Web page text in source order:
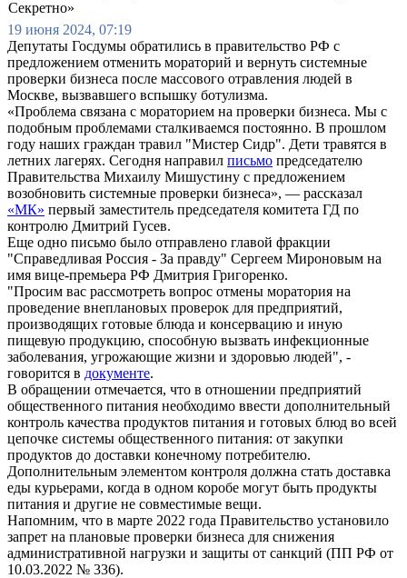
19 июня 2024, 07:19
Депутаты Госдумы обратились в правительство РФ с
предложением отменить мораторий и вернуть системные
проверки бизнеса после массового отравления людей в
Москве, вызвавшего вспышку ботулизма.
«Проблема связана с мораторием на проверки бизнеса. Мы с
подобным проблемами сталкиваемся постоянно. В прошлом
году наших граждан травил "Мистер Сидр". Дети травятся в
летних лагерях. Сегодня направил письмо председателю
Правительства Михаилу Мишустину с предложением
возобновить системные проверки бизнеса», — рассказал
«МК» первый заместитель председателя комитета ГД по
контролю Дмитрий Гусев.
Еще одно письмо было отправлено главой фракции
"Справедливая Россия - За правду" Сергеем Мироновым на
имя вице-премьера РФ Дмитрия Григоренко.
"Просим вас рассмотреть вопрос отмены моратория на
проведение внеплановых проверок для предприятий,
производящих готовые блюда и консервацию и иную
пищевую продукцию, способную вызвать инфекционные
заболевания, угрожающие жизни и здоровью людей", -
говорится в документе.
В обращении отмечается, что в отношении предприятий
общественного питания необходимо ввести дополнительный
контроль качества продуктов питания и готовых блюд во всей
цепочке системы общественного питания: от закупки
продуктов до доставки конечному потребителю.
Дополнительным элементом контроля должна стать доставка
еды курьерами, когда в одном коробе могут быть продукты
питания и другие не совместимые вещи.
Напомним, что в марте 2022 года Правительство установило
запрет на плановые проверки бизнеса для снижения
административной нагрузки и защиты от санкций (ПП РФ от
10.03.2022 № 336).